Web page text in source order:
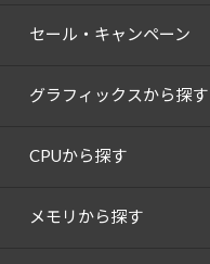
セール・キャンペーン
グラフィックスから探す
CPUから探す
メモリから探す